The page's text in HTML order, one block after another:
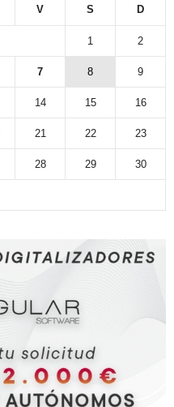
V S D
1 2
7 8 9
14 15 16
21 22 23
28 29 30